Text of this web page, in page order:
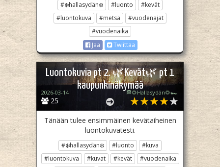
#❄️hallasydän❄️ #luonto
#kevät
#luontokuva
#metsä
#vuodenajat
#vuodenaika
Jaa
Twiittaa
Luontokuvia pt 2. 🌿Kevät🌿 pt 1
kaupunkinäkymää
25
2026-03-14 🏁🌻Hallasydän🌻🏎️
Tänään tulee ensimmäinen kevätaiheinen
luontokuvatesti.
#❄️hallasydän❄️ #luonto
#kuva
#luontokuva
#kuvat #kevät
#vuodenaika